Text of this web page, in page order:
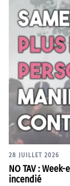
28 JUILLET 2026
NO TAV :
incendié